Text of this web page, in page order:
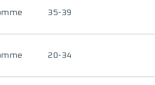
35-39
20-34